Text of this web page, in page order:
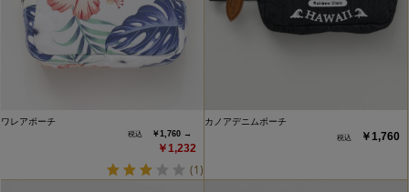
ワレアポーチ
￥1,760 →
￥1,232
(1)
カノアデニムポーチ
￥1,760